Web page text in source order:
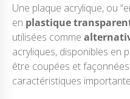
Une plaque acrylique, ou
en plastique
utilisées comme
acryliques, disponibles en
être coupées et
caractéristiques